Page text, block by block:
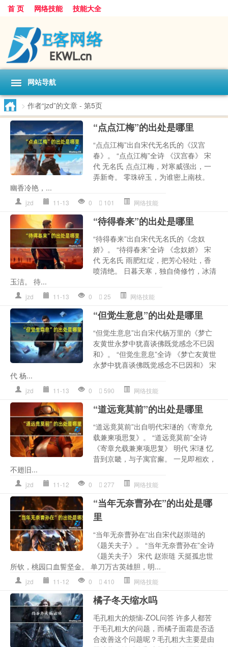
首 页 网络技能 技能大全
网站导航
> 作者“jzd”的文章 - 第5页
“点点江梅”的出处是哪里
“点点江梅”出自宋代无名氏的《汉宫
春》。 “点点江梅”全诗 《汉宫春》 宋
代 无名氏 点点江梅，对寒威强出，一
弄新奇。 零珠碎玉，为谁密上南枝。
幽香冷艳，...
jzd 11-13 0 101 网络技能
“待得春来”的出处是哪里
“待得春来”出自宋代无名氏的《念奴
娇》。 “待得春来”全诗 《念奴娇》 宋
代 无名氏 雨肥红绽，把芳心轻吐，香
喷清绝。 日暮天寒，独自倚修竹，冰清
玉洁。 待...
jzd 11-13 0 25 网络技能
“但觉生意息”的出处是哪里
“但觉生意息”出自宋代杨万里的《梦亡
友黄世永梦中犹喜谈佛既觉感念不巳因
和》。 “但觉生意息”全诗 《梦亡友黄世
永梦中犹喜谈佛既觉感念不巳因和》 宋
代 杨...
jzd 11-13 0 590 网络技能
“道远竟莫前”的出处是哪里
“道远竟莫前”出自明代宋璲的《寄章允
载兼柬项思复》。 “道远竟莫前”全诗
《寄章允载兼柬项思复》 明代 宋璲 忆
昔到京畿，与子寓官廨。 一见即相欢，
不翅旧...
jzd 11-12 0 277 网络技能
“当年无奈曹孙在”的出处是哪
里
“当年无奈曹孙在”出自宋代赵崇琏的
《题关夫子》。 “当年无奈曹孙在”全诗
《题关夫子》 宋代 赵崇琏 天挺孤忠世
所钦，桃园口血誓坚金。 单刀万古英雄胆，明...
jzd 11-12 0 410 网络技能
橘子冬天缩水吗
毛孔粗大的烦恼-ZOL问答 许多人都苦
于毛孔粗大的问题，而橘子面霜是否适
合改善这个问题呢？毛孔粗大主要是由